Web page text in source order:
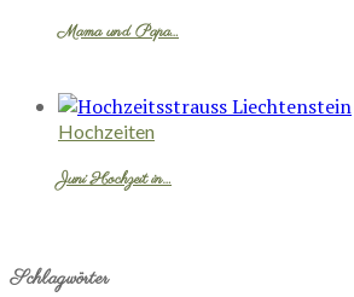
Mama und Papa…
Hochzeiten
Juni Hochzeit in…
Schlagwörter